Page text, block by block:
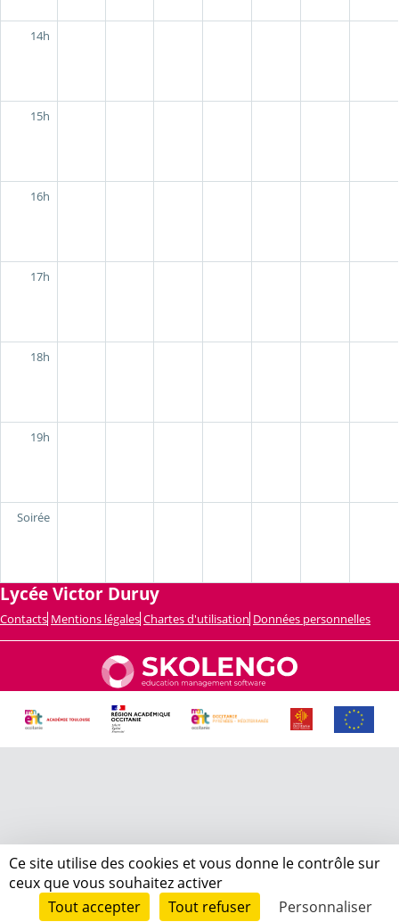
14h
15h
16h
17h
18h
19h
Soirée
Lycée Victor Duruy
Contacts Mentions légales Chartes d'utilisation Données personnelles
Ce site utilise des cookies et vous donne le contrôle sur
ceux que vous souhaitez activer
Tout accepter
Tout refuser Personnaliser